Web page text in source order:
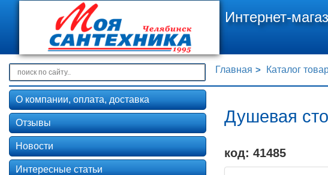
Интернет-
Главная Каталог
Душевая
код: 41485
О компании, оплата, доставка
Отзывы
Новости
Интересные статьи